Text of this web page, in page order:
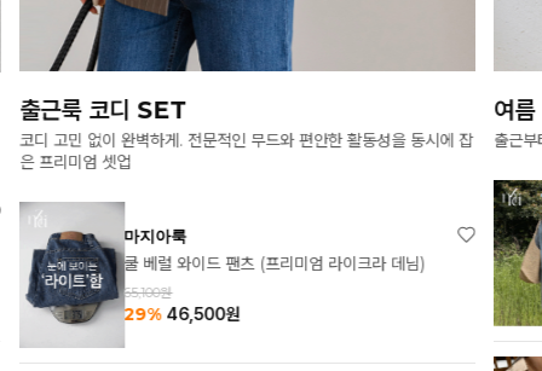
여름 원피스의 모든 것
출근부터 모임, 여행까지 활용도 높은 원피스 모음
마지아룩
메르시 헨리넥 원피스
83,550원
33% 55,700
여
바캉